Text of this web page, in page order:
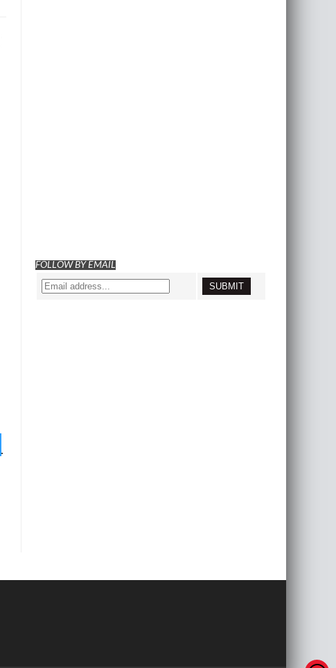
FOLLOW BY EMAIL